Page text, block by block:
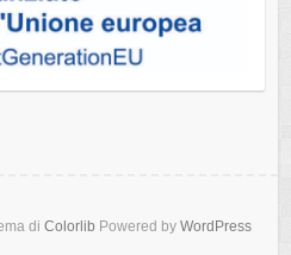
di Colorlib Powered by WordPress